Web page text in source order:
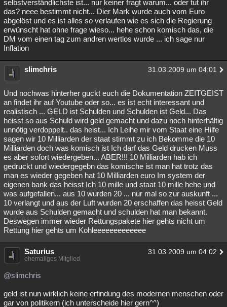
selbstverständlichste ist... nur keiner fragt warum... oder tut ihr
das? neee bestimmt nicht... Dier Mark wurde auch vom Euro
abgelöst und es ist alles so verlaufen wie es sich die Regierung
erwünscht hat ohne frage wieso... hehe schon komisch das, die
DM vom einen tag zum andren wertlos wurde ... ich sage nur
Inflation
slimchris 31.03.2009 um 04:01
Und nochwas hinterher guckt euch die Dokumentation ZEITGEIST
an findet ihr auf Youtube oder so... es ist echt interessant und
realistisch ... GELD ist Schulden und Schulden ist Geld... Das
heisst so aus Schuld wird geld gemacht und dazu noch hinterhältig
unnötig verdoppelt.. das heist... Ich Leihe mir vom Staat eine Hilfe
sagen wir 10 Milliarden der staat stimmt zu ich Bekomme die 10
Milliarden doch was komisch ist Ich darf das Geld drucken Muss
es aber sofort wiedergeben... ABER!!! 10 Milliarden hab ich
gedruckt und wiedergegebn das komische ist man hat trotz das
man es wieder gegeben hat 10 Milliarden euro Im system der
eigenen bank das heisst Ich 10 mille und staat 10 mille hehe und
was aufgefallen... aus 10 wurden 20 ... nur mal so zur auskunft ...
10 verlangt und aus der Luft wurden 20 erschaffen das heisst Geld
wurde aus Schulden gemacht und schulden hat man bekannt.
Deswegen immer wieder Rettungspakete hier gehts nicht um
Rettung hier gehts um Kohleeeeeeeeeeeee
Saturius 31.03.2009 um 04:02
ehemaliges Mitglied
@slimchris
geld ist nun wirklich keine erfindung des modernen menschen oder
gar von politikern (ich unterscheide hier gern^^)